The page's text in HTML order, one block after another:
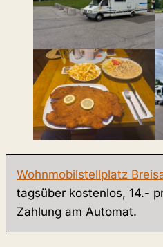
Wohnmobilstellplatz
tagsüber kostenlos, 14.-
Zahlung am Automat.